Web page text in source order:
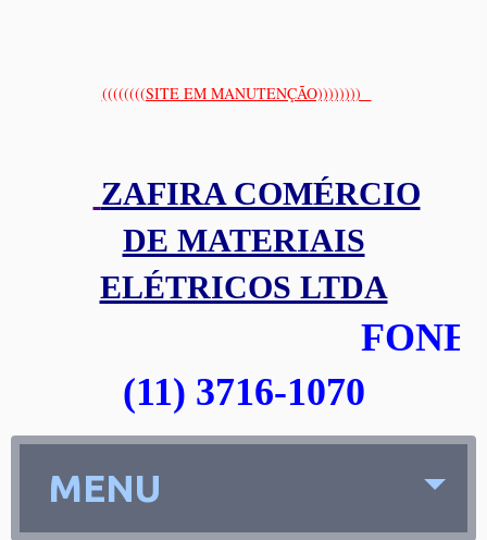
((((((((SITE EM MANUTENÇÃO))))))))
ZAFIRA COMÉRCIO
DE MATERIAIS
ELÉTRICOS LTDA
FONE:
(11) 3716-1070
MENU